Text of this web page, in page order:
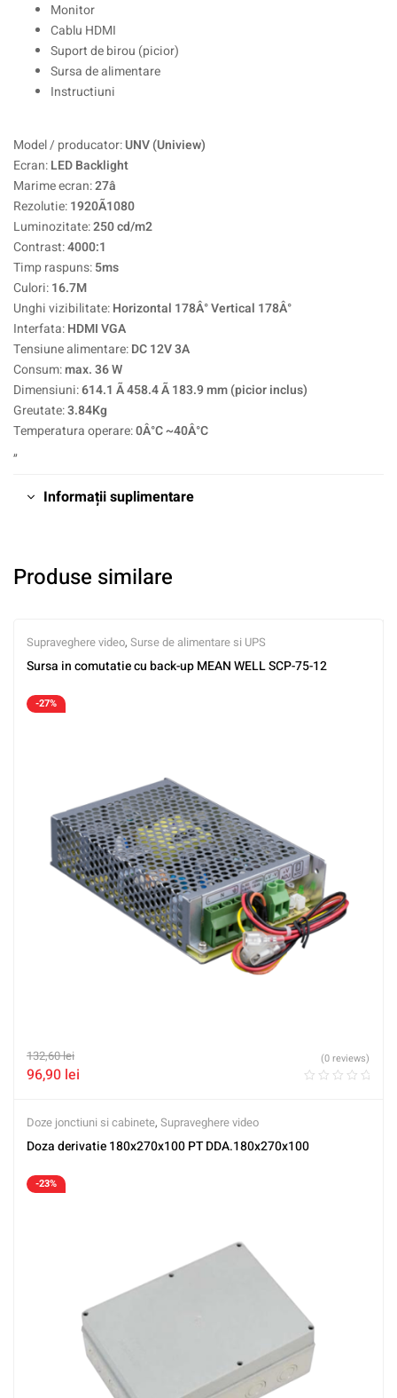
Monitor
Cablu HDMI
Suport de birou (picior)
Sursa de alimentare
Instructiuni
Model / producator:UNV (Uniview)
Ecran:LED Backlight
Marime ecran:27â
Rezolutie:1920Ã1080
Luminozitate:250 cd/m2
Contrast:4000:1
Timp raspuns:5ms
Culori:16.7M
Unghi vizibilitate:Horizontal 178Â° Vertical 178Â°
Interfata:HDMI VGA
Tensiune alimentare:DC 12V 3A
Consum:max. 36 W
Dimensiuni:614.1 Ã 458.4 Ã 183.9 mm (picior inclus)
Greutate:3.84Kg
Temperatura operare:0Â°C ~40Â°C
„
Informații suplimentare
Produse similare
Supraveghere video, Surse de alimentare si UPS
Sursa in comutatie cu back-up MEAN WELL SCP-75-12
-27%
132,60lei
96,90 lei
(0 reviews)
Doze jonctiuni si cabinete, Supraveghere video
Doza derivatie 180x270x100 PT DDA.180x270x100
-23%